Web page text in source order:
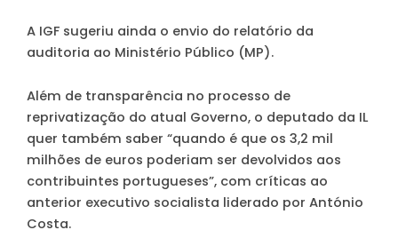
A IGF sugeriu ainda o envio do relatório da
auditoria ao Ministério Público (MP).
Além de transparência no processo de
reprivatização do atual Governo, o deputado da IL
quer também saber “quando é que os 3,2 mil
milhões de euros poderiam ser devolvidos aos
contribuintes portugueses”, com críticas ao
anterior executivo socialista liderado por António
Costa.